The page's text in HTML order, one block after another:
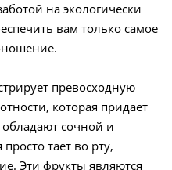
на экологически
вам только самое
превосходную
которая придает
сочной и
тает во рту,
Эти фрукты являются